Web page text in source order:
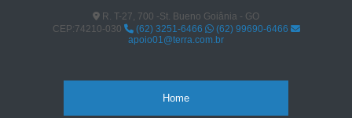
R. T-27, 700 -St. Bueno Goiânia - GO
CEP:74210-030
(62) 3251-6466
(62) 99690-6466
apoio01@terra.com.br
Home